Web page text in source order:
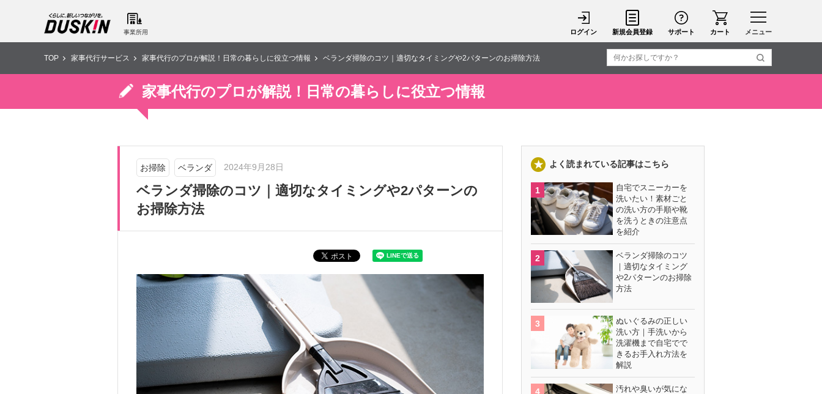
事業所用 メニュー
ログイン 新規会員登録 サポート カート
TOP 家事代行サービス 家事代行のプロが解説！日常の暮らしに役立つ情報 ベランダ掃除のコツ｜適切なタイミングや2パターンのお掃除方法
家事代行のプロが解説！日常の暮らしに役立つ情報
お掃除 ベランダ 2024年9月28日
ベランダ掃除のコツ｜適切なタイミングや2パターンの
お掃除方法
よく読まれている記事はこちら
自宅でスニーカーを
洗いたい！素材ごと
の洗い方の手順や靴
を洗うときの注意点
を紹介
ベランダ掃除のコツ
｜適切なタイミング
や2パターンのお掃除
方法
ぬいぐるみの正しい
洗い方｜手洗いから
洗濯機まで自宅でで
きるお手入れ方法を
解説
汚れや臭いが気にな